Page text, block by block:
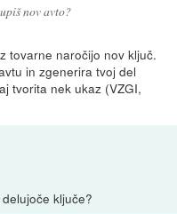
nov avto?
tovarne naročijo nov ključ.
in zgenerira tvoj del
tvorita nek ukaz (VZGI,
ključe?